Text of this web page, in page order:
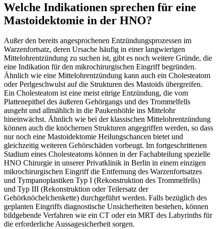
Welche Indikationen sprechen für eine
Mastoidektomie in der HNO?
Außer den bereits angesprochenen Entzündungsprozessen im
Warzenfortsatz, deren Ursache häufig in einer langwierigen
Mittelohrentzündung zu suchen ist, gibt es noch weitere Gründe, die
eine Indikation für den mikrochirurgischen Eingriff begründen.
Ähnlich wie eine Mittelohrentzündung kann auch ein Cholesteatom
oder Perlgeschwulst auf die Strukturen des Mastoids übergreifen.
Ein Cholesteatom ist eine meist eitrige Entzündung, die vom
Plattenepithel des äußeren Gehörgangs und des Trommelfells
ausgeht und allmählich in die Paukenhöhle ins Mittelohr
hineinwächst. Ähnlich wie bei der klassischen Mittelohrentzündung
können auch die knöchernen Strukturen angegriffen werden, so dass
nur noch eine Mastoidektomie Heilungschancen bietet und
gleichzeitig weiteren Gehörschäden vorbeugt. Im fortgeschrittenen
Stadium eines Cholesteatoms können in der Fachabteilung spezielle
HNO Chirurgie in unserer Privatklinik in Berlin in einem einzigen
mikrochirurgischen Eingriff die Entfernung des Warzenfortsatzes
und Tympanoplastiken Typ I (Rekonstruktion des Trommelfells)
und Typ III (Rekonstruktion oder Teilersatz der
Gehörknöchelchenkette) durchgeführt werden. Falls bezüglich des
geplanten Eingriffs diagnostische Unsicherheiten bestehen, können
bildgebende Verfahren wie ein CT oder ein MRT des Labyrinths für
die erforderliche Aussagesicherheit sorgen.